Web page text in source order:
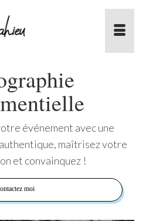
événement avec une
maîtrisez votre
et convainquez !
moi